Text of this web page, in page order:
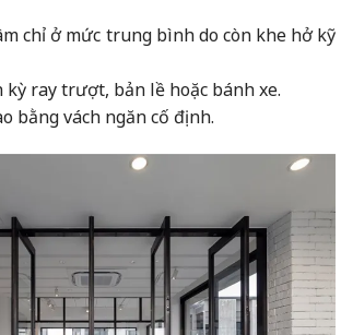
chỉ ở mức trung bình do còn khe hở kỹ
kỳ ray trượt, bản lề hoặc bánh xe.
bằng vách ngăn cố định.